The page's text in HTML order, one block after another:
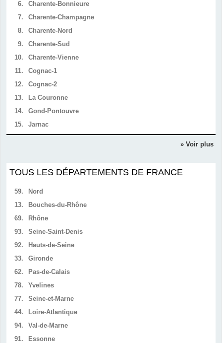
6.
Charente-Bonnieure
7.
Charente-Champagne
8.
Charente-Nord
9.
Charente-Sud
10.
Charente-Vienne
11.
Cognac-1
12.
Cognac-2
13.
La Couronne
14.
Gond-Pontouvre
15.
Jarnac
» Voir plus
TOUS LES DÉPARTEMENTS DE FRANCE
59.
Nord
13.
Bouches-du-Rhône
69.
Rhône
93.
Seine-Saint-Denis
92.
Hauts-de-Seine
33.
Gironde
62.
Pas-de-Calais
78.
Yvelines
77.
Seine-et-Marne
44.
Loire-Atlantique
94.
Val-de-Marne
91.
Essonne